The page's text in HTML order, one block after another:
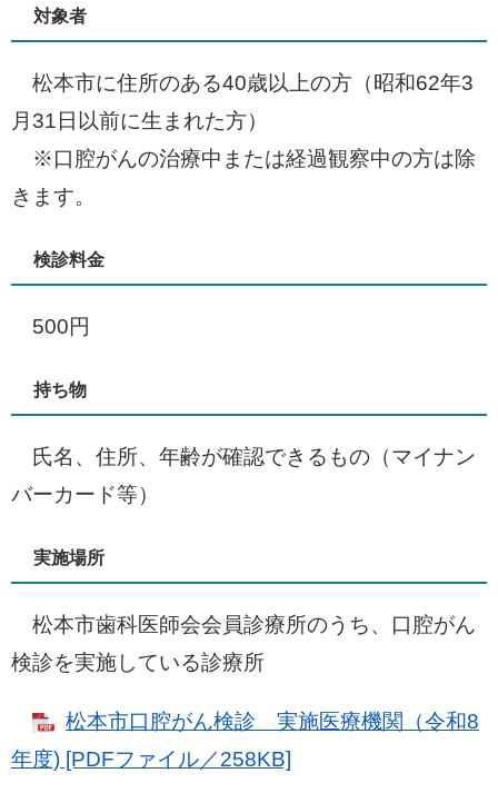
対象者
松本市に住所のある40歳以上の方（昭和62年3
月31日以前に生まれた方）
※口腔がんの治療中または経過観察中の方は除
きます。
検診料金
500円
持ち物
氏名、住所、年齢が確認できるもの（マイナン
バーカード等）
実施場所
松本市歯科医師会会員診療所のうち、口腔がん
検診を実施している診療所
松本市口腔がん検診 実施医療機関（令和8
年度) [PDFファイル／258KB]